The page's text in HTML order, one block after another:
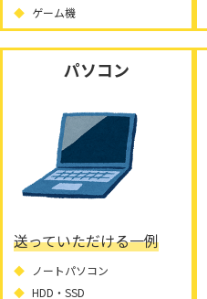
ゲーム機
パソコン
送っていただける一例
ノートパソコン
HDD・SSD